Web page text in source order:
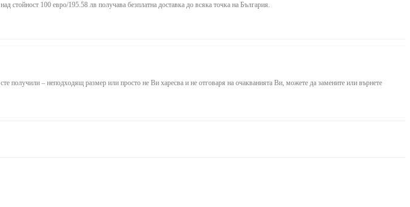
стойност 100 евро/195.58 лв получава безплатна доставка до всяка точка на България.
получили – неподходящ размер или просто не Ви харесва и не отговаря на очакванията Ви, можете да замените или върнете